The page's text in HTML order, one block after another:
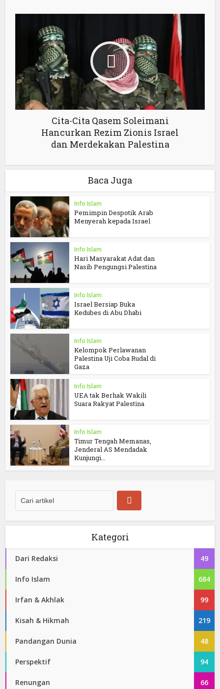
Cita-Cita Qasem Soleimani
Hancurkan Rezim Zionis Israel
dan Merdekakan Palestina
Baca Juga
Info Islam
Pemimpin Despotik Arab
Menyerah kepada Israel
Info Islam
Hari Masyarakat Adat dan
Nasib Pengungsi Palestina
Info Islam
Israel Bersiap Buka
Kedubes di Abu Dhabi
Info Islam
Kelompok Perlawanan
Palestina Uji Coba Rudal di
Gaza
Info Islam
UEA tak Berhak Wakili
Suara Rakyat Palestina
Info Islam
Timur Tengah Memanas,
Jenderal AS Mendadak
Kunjungi...
Kategori
Dari Redaksi 49
Info Islam 684
Irfan & Akhlak 99
Kisah & Hikmah 219
Pandangan Dunia 48
Perspektif 94
Renungan 66